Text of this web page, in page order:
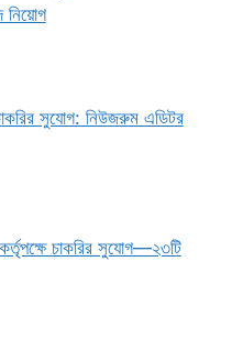
নিয়োগ
চাকরির সুযোগ: নিউজরুম এডিটর
চাকরির সুযোগ—২৩টি